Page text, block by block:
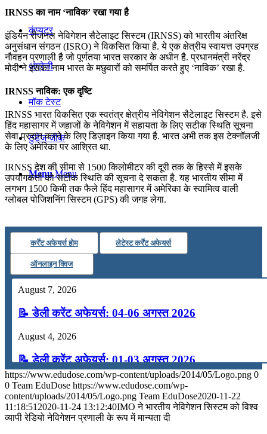
कंप्यूटर
अंग्रेजी
मॉक टेस्ट
टुडेज जीके
Menu Menu
IRNSS का नाम ‘नाविक’ रखा गया है
इंडियन रीजनल नेविगेशन सैटेलाइट सिस्टम (IRNSS) को भारतीय अंतरिक्ष
अनुसंधान संगठन (ISRO) ने विकसित किया है. ये एक क्षेत्रीय स्वायत्त उपग्रह
नौवहन प्रणाली है जो पूर्णतया भारत सरकार के अधीन है. प्रधानमंत्री नरेंद्र
मोदी ने इसका नाम भारत के मछुवारों को समर्पित करते हुए ‘नाविक’ रखा है.
IRNSS नाविक: एक दृष्टि
IRNSS भारत विकसित एक स्वतंत्र क्षेत्रीय नेविगेशन सैटेलाइट सिस्टम है. इसे
हिंद महासागर में जहाजों के नेविगेशन में सहायता के लिए सटीक स्थिति सूचना
सेवा प्रदान करने के लिए डिज़ाइन किया गया है. भारत अभी तक इस टेक्नॉलजी
के लिए अमेरिका पर आश्रित था.
IRNSS देश की सीमा से 1500 किलोमीटर की दूरी तक के हिस्से में इसके
उपयोगकर्ता को सटीक स्थिति की सूचना दे सकता है. यह भारतीय सीमा में
लगभग 1500 किमी तक फैले हिंद महासागर में अमेरिका के स्वामित्व वाली
ग्लोबल पोजिशनिंग सिस्टम (GPS) की जगह लेगा.
कर्रेंट अफेयर्स होम लेटेस्ट कर्रेंट अफेयर्स
ऑनलाइन क्विज
August 7, 2026
📝 डेली करेंट अफेयर्स: 04-06 अगस्त 2026
August 4, 2026
📝 डेली करेंट अफेयर्स: 01-03 अगस्त 2026
July 31, 2026
📝 डेली करेंट अफेयर्स: 28-31 जुलाई 2026
https://www.edudose.com/wp-content/uploads/2014/05/Logo.png 0
0 Team EduDose https://www.edudose.com/wp-
content/uploads/2014/05/Logo.png Team EduDose2020-11-22
11:18:512020-11-24 13:12:40IMO ने भारतीय नेविगेशन सिस्टम को विश्व
व्यापी रेडियो नेविगेशन प्रणाली के रूप में मान्यता दी